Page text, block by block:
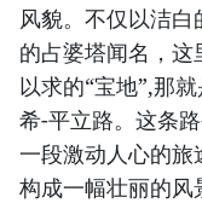
风貌。不仅以洁
的占婆塔闻名，
以求的“宝地”,那
希-平立路。这条
一段激动人心的旅
构成一幅壮丽的风